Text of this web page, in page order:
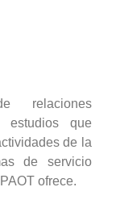
relaciones
estudios que
de la
de servicio
ofrece.